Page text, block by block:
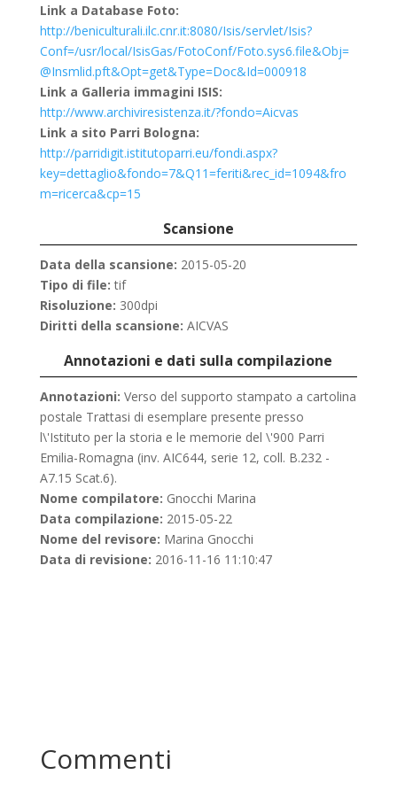
Link a Database Foto:
http://beniculturali.ilc.cnr.it:8080/Isis/servlet/Isis?
Conf=/usr/local/IsisGas/FotoConf/Foto.sys6.file&Obj=
@Insmlid.pft&Opt=get&Type=Doc&Id=000918
Link a Galleria immagini ISIS:
http://www.archiviresistenza.it/?fondo=Aicvas
Link a sito Parri Bologna:
http://parridigit.istitutoparri.eu/fondi.aspx?
key=dettaglio&fondo=7&Q11=feriti&rec_id=1094&fro
m=ricerca&cp=15
Scansione
Data della scansione: 2015-05-20
Tipo di file: tif
Risoluzione: 300dpi
Diritti della scansione: AICVAS
Annotazioni e dati sulla compilazione
Annotazioni: Verso del supporto stampato a cartolina
postale Trattasi di esemplare presente presso
l\'Istituto per la storia e le memorie del \'900 Parri
Emilia-Romagna (inv. AIC644, serie 12, coll. B.232 -
A7.15 Scat.6).
Nome compilatore: Gnocchi Marina
Data compilazione: 2015-05-22
Nome del revisore: Marina Gnocchi
Data di revisione: 2016-11-16 11:10:47
Commenti